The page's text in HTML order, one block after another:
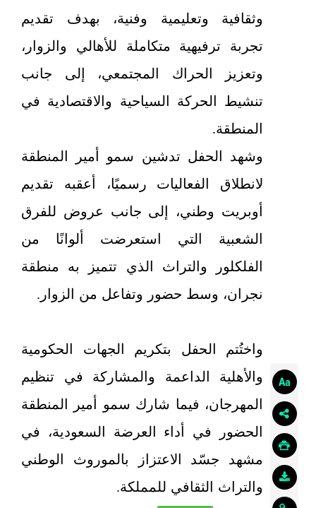
وثقافية وتعليمية وفنية، بهدف تقديم
تجربة ترفيهية متكاملة للأهالي والزوار،
وتعزيز الحراك المجتمعي، إلى جانب
تنشيط الحركة السياحية والاقتصادية في
المنطقة.
وشهد الحفل تدشين سمو أمير المنطقة
لانطلاق الفعاليات رسميًا، أعقبه تقديم
أوبريت وطني، إلى جانب عروض للفرق
الشعبية التي استعرضت ألوانًا من
الفلكلور والتراث الذي تتميز به منطقة
نجران، وسط حضور وتفاعل من الزوار.
واختُتم الحفل بتكريم الجهات الحكومية
والأهلية الداعمة والمشاركة في تنظيم
المهرجان، فيما شارك سمو أمير المنطقة
الحضور في أداء العرضة السعودية، في
مشهد جسّد الاعتزاز بالموروث الوطني
والتراث الثقافي للمملكة.